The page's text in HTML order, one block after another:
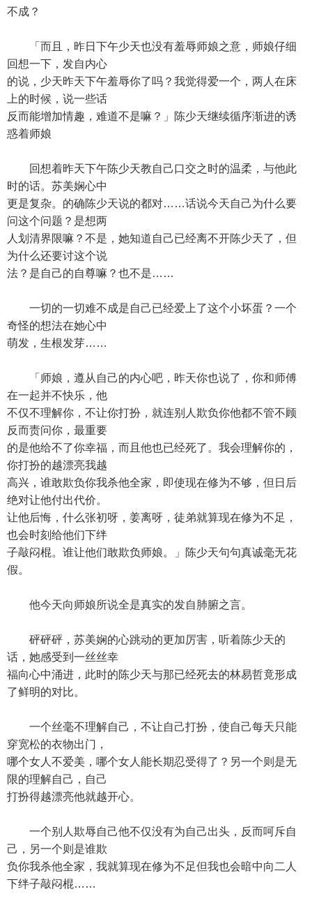
不成？
「而且，昨日下午少天也没有羞辱师娘之意，师娘仔细
回想一下，发自内心
的说，少天昨天下午羞辱你了吗？我觉得爱一个，两人在床
上的时候，说一些话
反而能增加情趣，难道不是嘛？」陈少天继续循序渐进的诱
惑着师娘
回想着昨天下午陈少天教自己口交之时的温柔，与他此
时的话。苏美娴心中
更是复杂。的确陈少天说的都对……话说今天自己为什么要
问这个问题？是想两
人划清界限嘛？不是，她知道自己已经离不开陈少天了，但
为什么还要讨这个说
法？是自己的自尊嘛？也不是……
一切的一切难不成是自己已经爱上了这个小坏蛋？一个
奇怪的想法在她心中
萌发，生根发芽……
「师娘，遵从自己的内心吧，昨天你也说了，你和师傅
在一起并不快乐，他
不仅不理解你，不让你打扮，就连别人欺负你他都不管不顾
反而责问你，最重要
的是他给不了你幸福，而且他也已经死了。我会理解你的，
你打扮的越漂亮我越
高兴，谁敢欺负你我杀他全家，即使现在修为不够，但日后
绝对让他付出代价。
让他后悔，什么张初呀，姜离呀，徒弟就算现在修为不足，
也会时刻给他们下绊
子敲闷棍。谁让他们敢欺负师娘。」陈少天句句真诚毫无花
假。
他今天向师娘所说全是真实的发自肺腑之言。
砰砰砰，苏美娴的心跳动的更加厉害，听着陈少天的
话，她感受到一丝丝幸
福向心中涌进，此时的陈少天与那已经死去的林易哲竟形成
了鲜明的对比。
一个丝毫不理解自己，不让自己打扮，使自己每天只能
穿宽松的衣物出门，
哪个女人不爱美，哪个女人能长期忍受得了？另一个则是无
限的理解自己，自己
打扮得越漂亮他就越开心。
一个别人欺辱自己他不仅没有为自己出头，反而呵斥自
己，另一个则是谁欺
负你我杀他全家，我就算现在修为不足但我也会暗中向二人
下绊子敲闷棍……